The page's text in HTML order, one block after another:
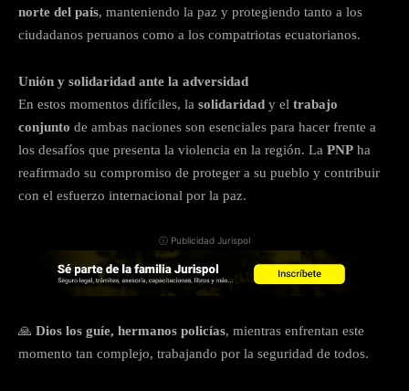
norte del país, manteniendo la paz y protegiendo tanto a los
ciudadanos peruanos como a los compatriotas ecuatorianos.
Unión y solidaridad ante la adversidad
En estos momentos difíciles, la solidaridad y el trabajo
conjunto de ambas naciones son esenciales para hacer frente a
los desafíos que presenta la violencia en la región. La PNP ha
reafirmado su compromiso de proteger a su pueblo y contribuir
con el esfuerzo internacional por la paz.
ⓘ Publicidad Jurispol
🙏 Dios los guíe, hermanos policías, mientras enfrentan este
momento tan complejo, trabajando por la seguridad de todos.